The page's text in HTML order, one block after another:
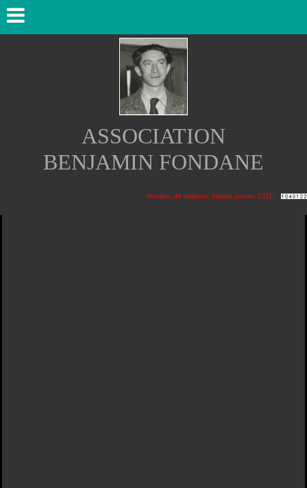
ASSOCIATION
BENJAMIN FONDANE
Nombre de visiteurs depuis janvier 2011: